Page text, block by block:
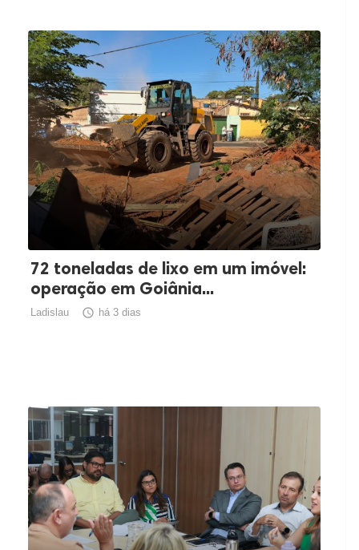
72 toneladas de lixo em um imóvel:
operação em Goiânia...
Ladislau  há 3 dias